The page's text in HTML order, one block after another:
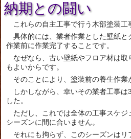
納期との闘い
これらの自主工事で行う木部塗装工
具体的には、業者作業とした壁紙と
作業前に作業完了することです。
なぜなら、古い壁紙やフロア材は
もよいからです。
そのことにより、塗装前の養生作業
しかしながら、幸いその業者工事
した。
ただし、これでは全体の工事スケ
シーズンに間に合いません。
それにも拘らず、このシーズンは